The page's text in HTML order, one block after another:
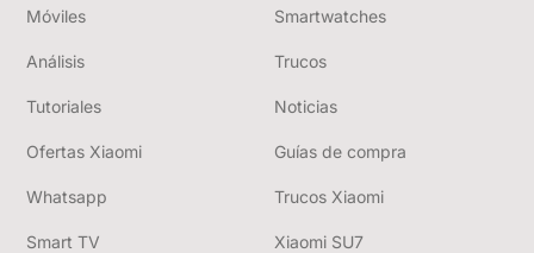
Móviles Smartwatches
Análisis Trucos
Tutoriales Noticias
Ofertas Xiaomi Guías de compra
Whatsapp Trucos Xiaomi
Smart TV Xiaomi SU7